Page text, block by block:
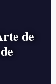
de